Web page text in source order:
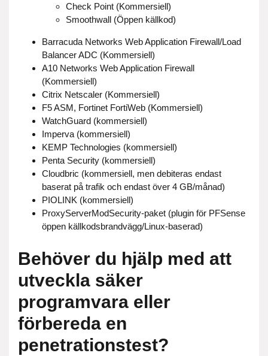
Check Point (Kommersiell)
Smoothwall (Öppen källkod)
Barracuda Networks Web Application Firewall/Load
Balancer ADC (Kommersiell)
A10 Networks Web Application Firewall
(Kommersiell)
Citrix Netscaler (Kommersiell)
F5 ASM, Fortinet FortiWeb (Kommersiell)
WatchGuard (kommersiell)
Imperva (kommersiell)
KEMP Technologies (kommersiell)
Penta Security (kommersiell)
Cloudbric (kommersiell, men debiteras endast
baserat på trafik och endast över 4 GB/månad)
PIOLINK (kommersiell)
ProxyServerModSecurity-paket (plugin för PFSense
öppen källkodsbrandvägg/Linux-baserad)
Behöver du hjälp med att
utveckla säker
programvara eller
förbereda en
penetrationstest?